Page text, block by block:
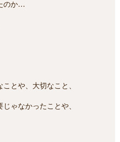
のか…
とや、大切なこと、
ゃなかったことや、